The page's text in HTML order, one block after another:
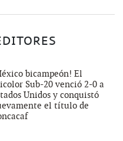
bicampeón! El
Sub-20 venció 2-0 a
Unidos y conquistó
el título de